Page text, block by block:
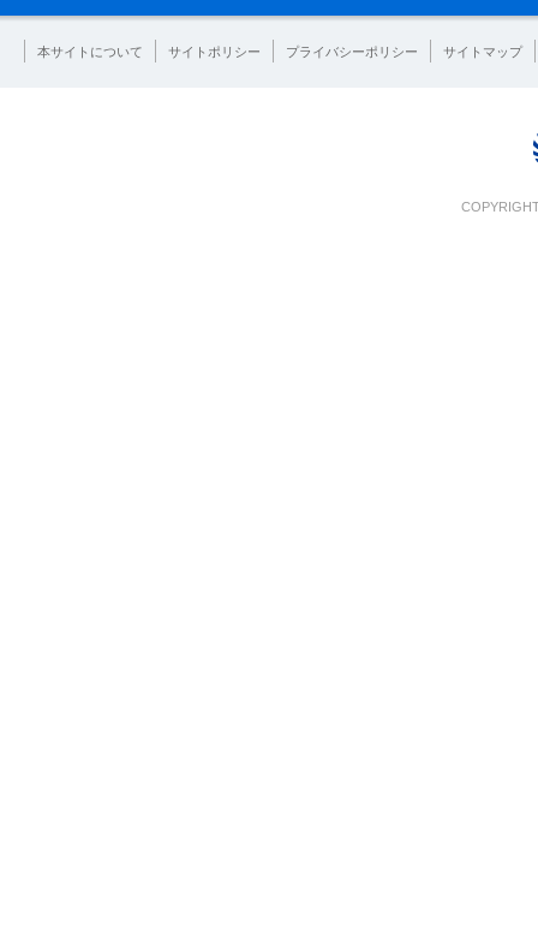
本サイトについて サイトポリシー プライバシーポリシー サイトマップ